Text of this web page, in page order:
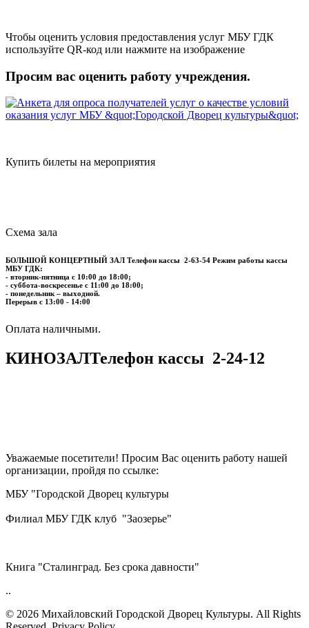
Чтобы оценить условия предоставления услуг МБУ ГДК
используйте QR-код или нажмите на изображение
Просим вас оценить работу учреждения.
Купить билеты на мероприятия
Схема зала
БОЛЬШОЙ КОНЦЕРТНЫЙ ЗАЛ Телефон кассы 2-63-54 Режим работы кассы
МБУ ГДК:
- вторник-пятница с 10:00 до 18:00;
- суббота-воскресенье с 11:00 до 18:00;
- понедельник – выходной.
Перерыв с 13:00 - 14:00
​​​​​​​Оплата наличными.
КИНОЗАЛТелефон кассы 2-24-12
Уважаемые посетители! Просим Вас оценить работу нашей
организации, пройдя по ссылке:
МБУ "Городской Дворец культуры
Филиал МБУ ГДК клуб "Заозерье"
Книга "Сталинград. Без срока давности"
..
© 2026 Михайловский Городской Дворец Культуры. All Rights